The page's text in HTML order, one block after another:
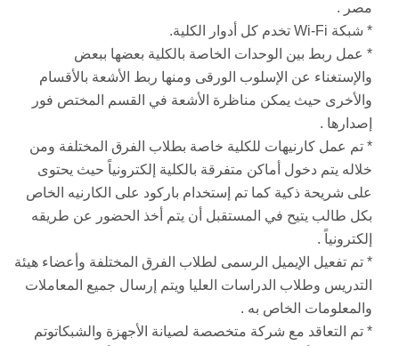
مصر .
* شبكة Wi-Fi تخدم كل أدوار الكلية.
* عمل ربط بين الوحدات الخاصة بالكلية بعضها ببعض
والإستغناء عن الإسلوب الورقى ومنها ربط الأشعة بالأقسام
والأخرى حيث يمكن مناظرة الأشعة في القسم المختص فور
إصدارها .
* تم عمل كارنيهات للكلية خاصة بطلاب الفرق المختلفة ومن
خلاله يتم دخول أماكن متفرقة بالكلية إلكترونياً حيث يحتوى
على شريحة ذكية كما تم إستخدام باركود على الكارنيه الخاص
بكل طالب يتيح في المستقبل أن يتم أخذ الحضور عن طريقه
إلكترونياً .
* تم تفعيل الإيميل الرسمى لطلاب الفرق المختلفة وأعضاء هيئة
التدريس وطلاب الدراسات العليا ويتم إرسال جميع المعاملات
والمعلومات الخاص به .
* تم التعاقد مع شركة متخصصة لصيانة الأجهزة والشبكاتوتم